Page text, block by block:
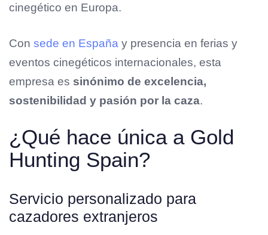
cinegético en Europa.
Con sede en España y presencia en ferias y
eventos cinegéticos internacionales, esta
empresa es sinónimo de excelencia,
sostenibilidad y pasión por la caza.
¿Qué hace única a Gold
Hunting Spain?
Servicio personalizado para
cazadores extranjeros